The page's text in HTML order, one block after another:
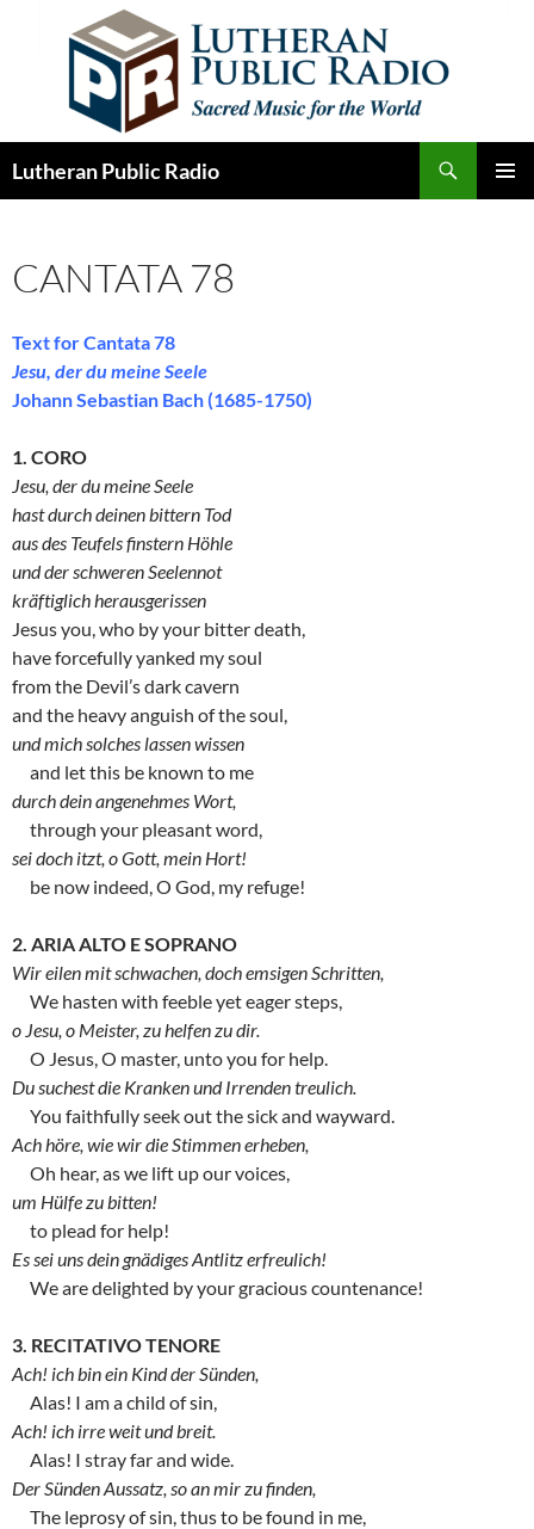
Lutheran Public Radio
CANTATA 78
Text for Cantata 78
Jesu, der du meine Seele
Johann Sebastian Bach (1685-1750)
1. CORO
Jesu, der du meine Seele
hast durch deinen bittern Tod
aus des Teufels finstern Höhle
und der schweren Seelennot
kräftiglich herausgerissen
Jesus you, who by your bitter death,
have forcefully yanked my soul
from the Devil’s dark cavern
and the heavy anguish of the soul,
und mich solches lassen wissen
and let this be known to me
durch dein angenehmes Wort,
through your pleasant word,
sei doch itzt, o Gott, mein Hort!
be now indeed, O God, my refuge!
2. ARIA ALTO E SOPRANO
Wir eilen mit schwachen, doch emsigen Schritten,
We hasten with feeble yet eager steps,
o Jesu, o Meister, zu helfen zu dir.
O Jesus, O master, unto you for help.
Du suchest die Kranken und Irrenden treulich.
You faithfully seek out the sick and wayward.
Ach höre, wie wir die Stimmen erheben,
Oh hear, as we lift up our voices,
um Hülfe zu bitten!
to plead for help!
Es sei uns dein gnädiges Antlitz erfreulich!
We are delighted by your gracious countenance!
3. RECITATIVO TENORE
Ach! ich bin ein Kind der Sünden,
Alas! I am a child of sin,
Ach! ich irre weit und breit.
Alas! I stray far and wide.
Der Sünden Aussatz, so an mir zu finden,
The leprosy of sin, thus to be found in me,